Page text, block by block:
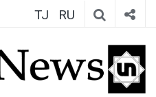
TJ RU